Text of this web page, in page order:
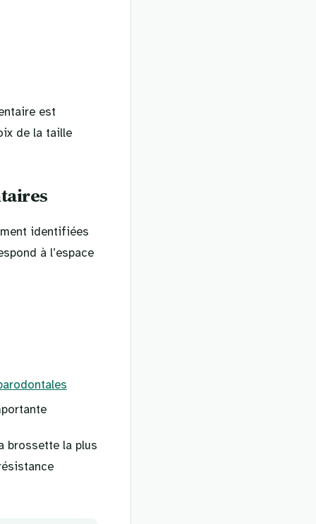
est
de la taille
identifiées
à l’espace
brossette la plus